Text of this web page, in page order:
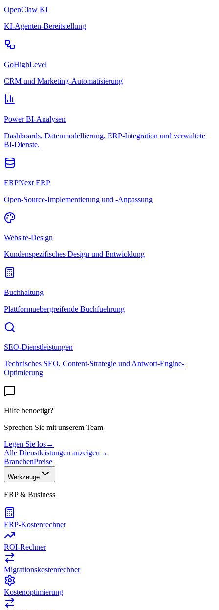
OpenClaw KI
KI-Agenten-Bereitstellung
GoHighLevel
CRM und Marketing-Automatisierung
Power BI-Analysen
Dashboards, Datenmodellierung, ERP-Integration und verwaltete
BI-Dienste.
ERPNext ERP
Open-Source-Implementierung und -Anpassung
Website-Design
Kundenspezifisches Design und Entwicklung
Buchhaltung
Plattformuebergreifende Buchfuehrung
SEO-Dienstleistungen
Technisches SEO, Content-Strategie und Antwort-Engine-
Optimierung
Hilfe benoetigt?
Sprechen Sie mit unserem Team
Legen Sie los→
Alle Dienstleistungen anzeigen →
BranchenPreise
Werkzeuge
ERP & Business
ERP-Kostenrechner
ROI-Rechner
Migrationskostenrechner
Kostenoptimierung